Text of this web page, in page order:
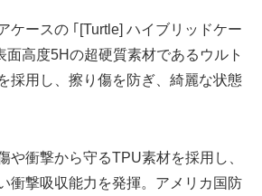
ケースの ｢[Turtle] ハイブリッドケー
面高度5Hの超硬質素材であるウルト
採用し、擦り傷を防ぎ、綺麗な状態
や衝撃から守るTPU素材を採用し、
衝撃吸収能力を発揮。アメリカ国防